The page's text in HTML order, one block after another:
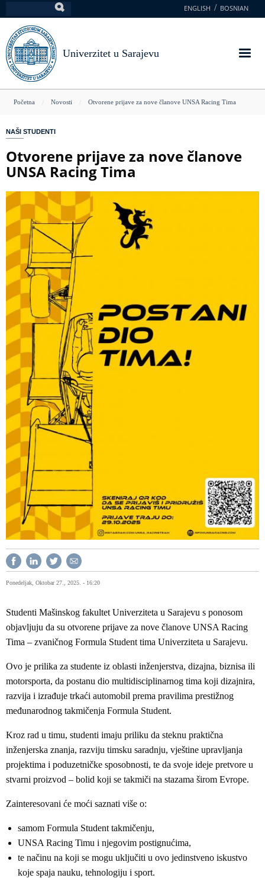
na
glavni
sadržaj
ENGLISH BOSNIAN
Univerzitet u Sarajevu
You
here
Početna Novosti Otvorene prijave za nove članove UNSA Racing Tima
NAŠI STUDENTI
Otvorene prijave za nove članove
UNSA Racing Tima
Ponedeljak, Oktobar 27., 2025. - 16:20
Studenti Mašinskog fakultet Univerziteta u Sarajevu s ponosom
objavljuju da su otvorene prijave za nove članove UNSA Racing
Tima – zvaničnog Formula Student tima Univerziteta u Sarajevu.
Ovo je prilika za studente iz oblasti inženjerstva, dizajna, biznisa ili
motorsporta, da postanu dio multidisciplinarnog tima koji dizajnira,
razvija i izrađuje trkaći automobil prema pravilima prestižnog
međunarodnog takmičenja Formula Student.
Kroz rad u timu, studenti imaju priliku da steknu praktična
inženjerska znanja, razviju timsku saradnju, vještine upravljanja
projektima i poduzetničke sposobnosti, te da svoje ideje pretvore u
stvarni proizvod – bolid koji se takmiči na stazama širom Evrope.
Zainteresovani će moći saznati više o:
samom Formula Student takmičenju,
UNSA Racing Timu i njegovim postignućima,
te načinu na koji se mogu uključiti u ovo jedinstveno iskustvo
koje spaja nauku, tehnologiju i sport.